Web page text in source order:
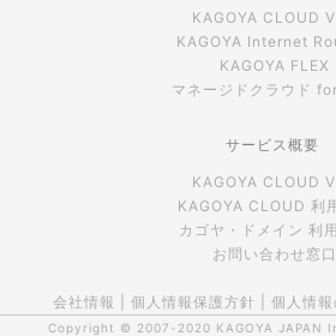
KAGOYA CLOUD
KAGOYA Internet
KAGOYA FLEX
マネージドクラウド
サービス概要
KAGOYA CLOUD
KAGOYA CLOUD 利
カゴヤ・ドメイン 利
お問い合わせ窓口
会社情報 個人情報保護方針 個人情
Copyright © 2007-2020 KAGOYA JAPAN